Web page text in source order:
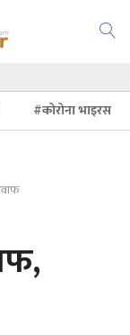
#कोरोना भाइरस